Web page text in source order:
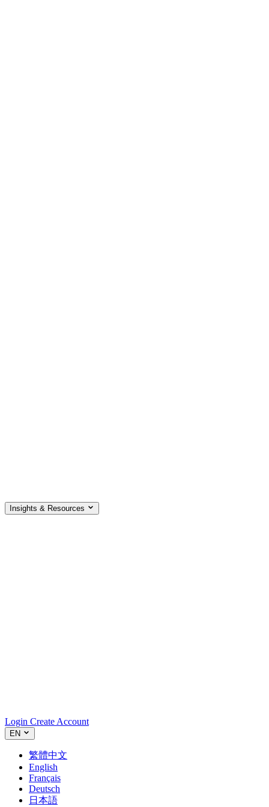
Insights & Resources
Login Create Account
EN
繁體中文
English
Français
Deutsch
日本語